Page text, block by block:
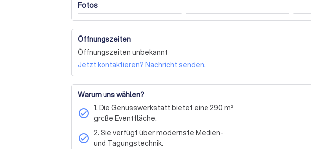
Fotos
Öffnungszeiten
Öffnungszeiten unbekannt
Jetzt kontaktieren? Nachricht senden.
Warum uns wählen?
check_circle 1. Die Genusswerkstatt bietet eine 290 m²
große Eventfläche.
check_circle 2. Sie verfügt über modernste Medien-
und Tagungstechnik.